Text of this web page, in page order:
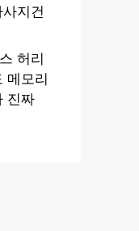
지건
허리
메모리
진짜